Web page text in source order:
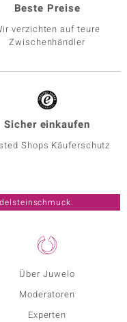
Über Juwelo
Moderatoren
Experten
Beste Preise
verzichten auf teure
Zwischenhändler
Sicher einkaufen
Shops Käuferschutz